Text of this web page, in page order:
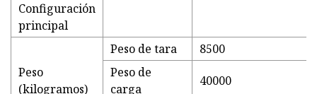
Configuración
principal
Peso
(kilogramos)
Peso de tara
8500
Peso de
carga
40000